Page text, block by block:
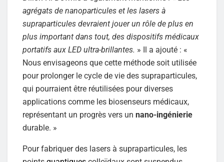
agrégats de nanoparticules et les lasers à
supraparticules devraient jouer un rôle de plus en
plus important dans tout, des dispositifs médicaux
portatifs aux LED ultra-brillantes. » Il a ajouté : «
Nous envisageons que cette méthode soit utilisée
pour prolonger le cycle de vie des supraparticules,
qui pourraient être réutilisées pour diverses
applications comme les biosenseurs médicaux,
représentant un progrès vers un nano-ingénierie
durable. »
Pour fabriquer des lasers à supraparticules, les